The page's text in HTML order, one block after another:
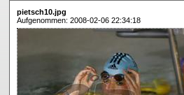
pietsch10.jpg
Aufgenommen: 2008-02-06 22:34:18